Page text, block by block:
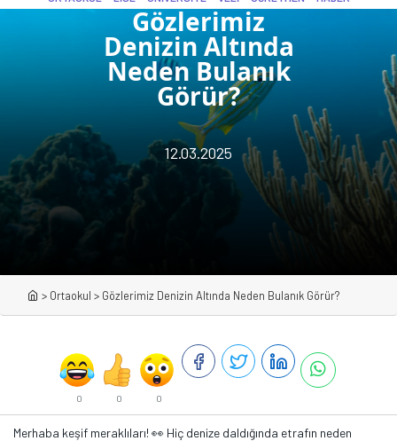
Gözlerimiz
Denizin Altında
Neden Bulanık
Görür?
12.03.2025
> Ortaokul > Gözlerimiz Denizin Altında Neden Bulanık Görür?
0 0 0
Merhaba keşif meraklıları! 👀 Hiç denize daldığında etrafın neden